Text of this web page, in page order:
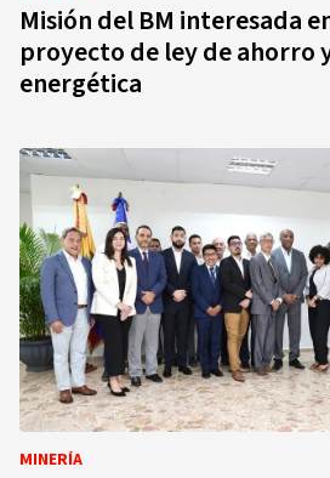
Misión del BM interesada
proyecto de ley de ahorro
energética
MINERÍA